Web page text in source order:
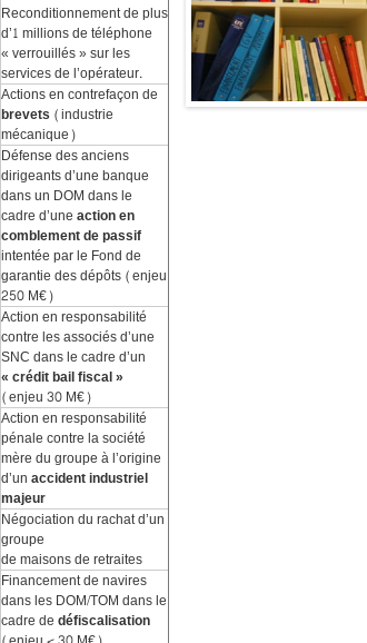
Reconditionnement de plus
d’1 millions de téléphone
« verrouillés » sur les
services de l’opérateur.
Actions en contrefaçon de
brevets (industrie
mécanique)
Défense des anciens
dirigeants d’une banque
dans un DOM dans le
cadre d’uneaction en
comblement de passif
intentée par le Fond de
garantie des dépôts (enjeu
250 M€)
Action en responsabilité
contre les associés d’une
SNC dans le cadre d’un
« crédit bail fiscal »
(enjeu 30 M€)
Action en responsabilité
pénale contre la société
mère du groupe à l’origine
d’unaccident industriel
majeur
Négociation du rachat d’un
groupe
de maisons de retraites
Financement de navires
dans les DOM/TOM dans le
cadre dedéfiscalisation